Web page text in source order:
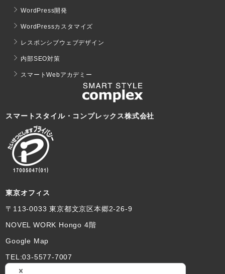
WordPress開発
WordPressカスタマイズ
レスポンシブウェブデザイン
内部SEO対策
スマートWebアカデミー
スマートスタイル・コンプレックス株式会社
東京オフィス
〒113-0033 東京都文京区本郷2-26-9
NOVEL WORK Hongo 4階
Google Map
TEL:03-5577-7007